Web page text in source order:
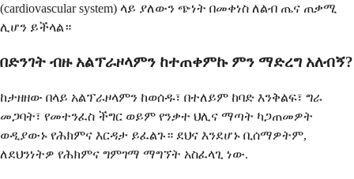
(cardiovascular system) ላይ ያለውን ጭነት በመቀነስ ለልብ ጤና ጠቃሚ
ሊሆን ይችላል።
በድንገት ብዙ አልፕራዞላምን ከተጠቀምኩ ምን ማድረግ አለብኝ?
ከታዘዘው በላይ አልፕራዞላምን ከወሰዱ፣ በተለይም ከባድ እንቅልፍ፣ ግራ
መጋባት፣ የመተንፈስ ችግር ወይም የንቃተ ህሊና ማጣት ካጋጠመዎት
ወዲያውኑ የሕክምና እርዳታ ይፈልጉ። ደህና እንደሆኑ ቢሰማዎትም,
ለደህንነትዎ የሕክምና ግምገማ ማግኘት አስፈላጊ ነው.